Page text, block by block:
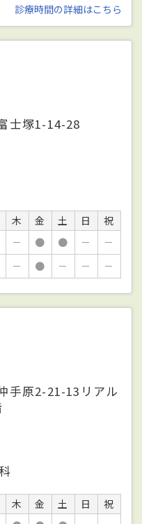
診療時間の詳細はこちら
士塚1-14-28
木 金 土 日
祝
－ ● ● －
－
－ ● － － －
手原2-21-13リアル
木 金 土 日
祝